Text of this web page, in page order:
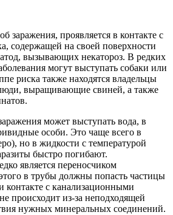
заражения, проявляется в контакте с
содержащей на своей поверхности
вызывающих некатороз. В редких
могут выступать собаки или
риска также находятся владельцы
выращивающие свиней, а также
может выступать вода, в
особи. Это чаще всего в
но в жидкости с температурой
быстро погибают.
является переносчиком
в трубы должны попасть частицы
контакте с канализационными
происходит из-за неподходящей
нужных минеральных соединений.